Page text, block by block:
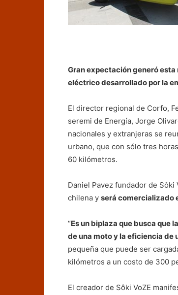
Gran expectación generó
eléctrico desarrollado por la
El director regional de Corfo,
seremi de Energía, Jorge
nacionales y extranjeras se
urbano, que con sólo tres
60 kilómetros.
Daniel Pavez fundador de
chilena y será comercializado
“Es un biplaza que busca que
de una moto y la eficiencia de
pequeña que puede ser
kilómetros a un costo de 300
El creador de Sôki VoZE